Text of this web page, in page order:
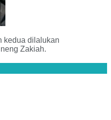
kedua dilalukan
Zakiah.